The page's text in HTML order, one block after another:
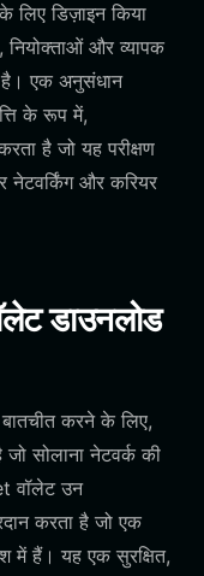
लिए डिज़ाइन किया
नियोक्ताओं और व्यापक
है। एक अनुसंधान
के रूप में,
है जो यह परीक्षण
नेटवर्किंग और करियर
डाउनलोड
करने के लिए,
सोलाना नेटवर्क की
वॉलेट उन
करता है जो एक
में हैं। यह एक सुरक्षित,